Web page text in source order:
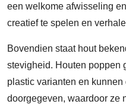
een welkome afwisseling
creatief te spelen en
Bovendien staat hout
stevigheid. Houten poppen
plastic varianten en
doorgegeven, waardoor ze